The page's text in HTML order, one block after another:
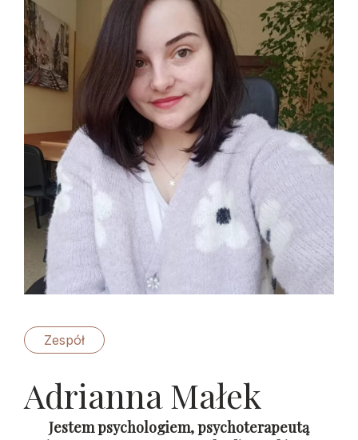
Zespół
Adrianna Małek
Jestem psychologiem, psychoterapeutą